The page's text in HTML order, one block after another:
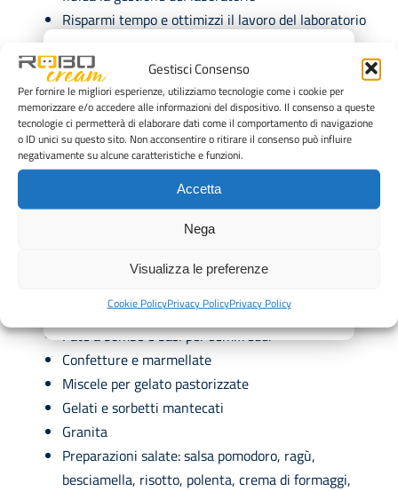
Gestisci Consenso
Per fornire le migliori esperienze, utilizziamo tecnologie come i cookie per
memorizzare e/o accedere alle informazioni del dispositivo. Il consenso a queste
tecnologie ci permetterà di elaborare dati come il comportamento di navigazione
o ID unici su questo sito. Non acconsentire o ritirare il consenso può influire
negativamente su alcune caratteristiche e funzioni.
Accetta
Nega
Visualizza le preferenze
Cookie PolicyPrivacy PolicyPrivacy Policy
Risparmi tempo e ottimizzi il lavoro del laboratorio
produttivo
Il modello ROBOcream R257 da 25 litri è ottimizzato
per la produzione di:
Crema pasticcera classica e tutte le sue varianti di
Crema inglese
Crema diplomatica e mousseline
Crema catalana e crème brûlée
Ganache, glasse a specchio, nappage, gelée
Pâte à bombe e basi per semifreddi
Confetture e marmellate
Miscele per gelato pastorizzate
Gelati e sorbetti mantecati
Granita
Preparazioni salate: salsa pomodoro, ragù,
besciamella, risotto, polenta, crema di formaggi,